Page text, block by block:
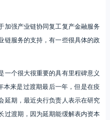
加强产业链协同复工复产金融服务
链服务的支持，有一些很具体的政
一个很大很重要的具有里程碑意义
来是过渡期最后一年，但是在疫
延期，最近央行负责人表示在研究
过渡期，因为延期能缓解表内资本